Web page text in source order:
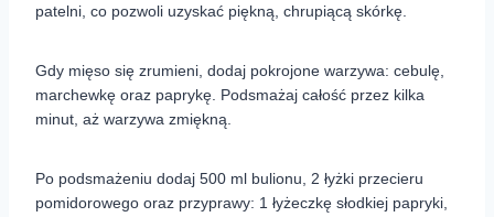
patelni, co pozwoli uzyskać piękną, chrupiącą skórkę.
Gdy mięso się zrumieni, dodaj pokrojone warzywa: cebulę,
marchewkę oraz paprykę. Podsmażaj całość przez kilka
minut, aż warzywa zmiękną.
Po podsmażeniu dodaj 500 ml bulionu, 2 łyżki przecieru
pomidorowego oraz przyprawy: 1 łyżeczkę słodkiej papryki,